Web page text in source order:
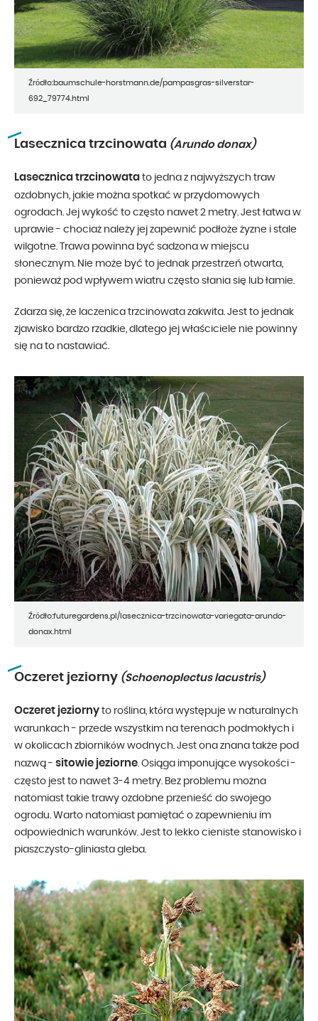
Źródło:baumschule-horstmann.de/pampasgras-silverstar-
692_79774.html
Lasecznica trzcinowata (Arundo donax)
Lasecznica trzcinowata to jedna z najwyższych traw
ozdobnych, jakie można spotkać w przydomowych
ogrodach. Jej wykość to często nawet 2 metry. Jest łatwa w
uprawie - chociaż należy jej zapewnić podłoże żyzne i stale
wilgotne. Trawa powinna być sadzona w miejscu
słonecznym. Nie może być to jednak przestrzeń otwarta,
ponieważ pod wpływem wiatru często słania się lub łamie.
Zdarza się, że laczenica trzcinowata zakwita. Jest to jednak
zjawisko bardzo rzadkie, dlatego jej właściciele nie powinny
się na to nastawiać.
Źródło:futuregardens.pl/lasecznica-trzcinowata-variegata-arundo-
donax.html
Oczeret jeziorny (Schoenoplectus lacustris)
Oczeret jeziorny to roślina, która występuje w naturalnych
warunkach - przede wszystkim na terenach podmokłych i
w okolicach zbiorników wodnych. Jest ona znana także pod
nazwą - sitowie jeziorne. Osiąga imponujące wysokości -
często jest to nawet 3-4 metry. Bez problemu można
natomiast takie trawy ozdobne przenieść do swojego
ogrodu. Warto natomiast pamiętać o zapewnieniu im
odpowiednich warunków. Jest to lekko cieniste stanowisko i
piaszczysto-gliniasta gleba.